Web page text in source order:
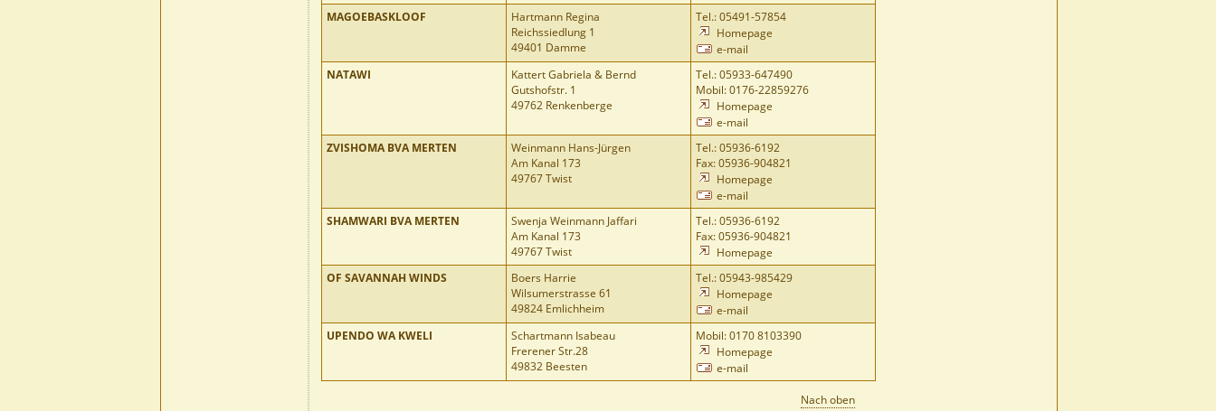
MAGOEBASKLOOF
Hartmann Regina
Reichssiedlung 1
49401 Damme
Tel.: 05491-57854
Homepage
e-mail
NATAWI
Kattert Gabriela & Bernd
Gutshofstr. 1
49762 Renkenberge
Tel.: 05933-647490
Mobil: 0176-22859276
Homepage
e-mail
ZVISHOMA BVA MERTEN
Weinmann Hans-Jürgen
Am Kanal 173
49767 Twist
Tel.: 05936-6192
Fax: 05936-904821
Homepage
e-mail
SHAMWARI BVA MERTEN
Swenja Weinmann Jaffari
Am Kanal 173
49767 Twist
Tel.: 05936-6192
Fax: 05936-904821
Homepage
OF SAVANNAH WINDS
Boers Harrie
Wilsumerstrasse 61
49824 Emlichheim
Tel.: 05943-985429
Homepage
e-mail
UPENDO WA KWELI
Schartmann Isabeau
Frerener Str.28
49832 Beesten
Mobil: 0170 8103390
Homepage
e-mail
Nach oben